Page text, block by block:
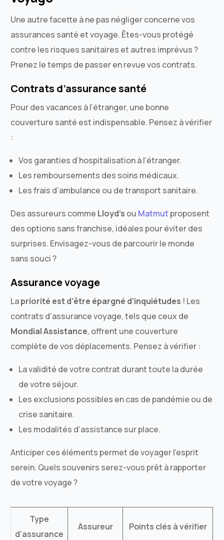
Une autre facette à ne pas négliger concerne vos
assurances santé et voyage. Êtes-vous protégé
contre les risques sanitaires et autres imprévus ?
Prenez le temps de passer en revue vos contrats.
Contrats d’assurance santé
Pour des vacances à l’étranger, une bonne
couverture santé est indispensable. Pensez à vérifier
:
Vos garanties d’hospitalisation à l’étranger.
Les remboursements des soins médicaux.
Les frais d’ambulance ou de transport sanitaire.
Des assureurs comme Lloyd’s ou Matmut proposent
des options sans franchise, idéales pour éviter des
surprises. Envisagez-vous de parcourir le monde
sans souci ?
Assurance voyage
Lapriorité est d’être épargné d’inquiétudes ! Les
contrats d’assurance voyage, tels que ceux de
Mondial Assistance, offrent une couverture
complète de vos déplacements. Pensez à vérifier :
La validité de votre contrat durant toute la durée
de votre séjour.
Les exclusions possibles en cas de pandémie ou de
crise sanitaire.
Les modalités d’assistance sur place.
Anticiper ces éléments permet de voyager l’esprit
serein. Quels souvenirs serez-vous prêt à rapporter
de votre voyage ?
Type
d’assurance
Assureur Points clés à vérifier